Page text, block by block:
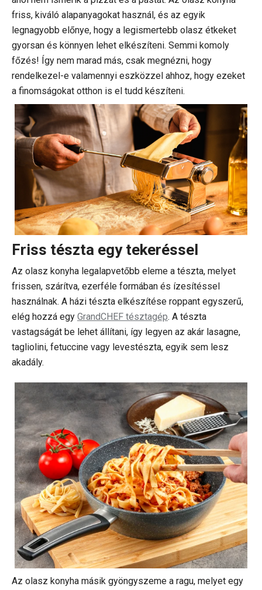
friss, kiváló alapanyagokat használ, és az egyik
legnagyobb előnye, hogy a legismertebb olasz étkeket
gyorsan és könnyen lehet elkészíteni. Semmi komoly
főzés! Így nem marad más, csak megnézni, hogy
rendelkezel-e valamennyi eszközzel ahhoz, hogy ezeket
a finomságokat otthon is el tudd készíteni.
Friss tészta egy tekeréssel
Az olasz konyha legalapvetőbb eleme a tészta, melyet
frissen, szárítva, ezerféle formában és ízesítéssel
használnak. A házi tészta elkészítése roppant egyszerű,
elég hozzá egy GrandCHEF tésztagép. A tészta
vastagságát be lehet állítani, így legyen az akár lasagne,
tagliolini, fetuccine vagy levestészta, egyik sem lesz
akadály.
Az olasz konyha másik gyöngyszeme a ragu, melyet egy